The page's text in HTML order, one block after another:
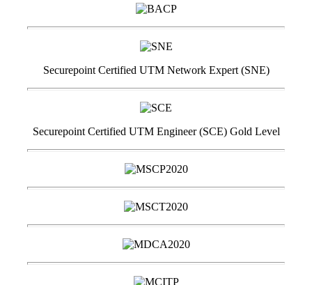
Securepoint Certified UTM Network Expert (SNE)
Securepoint Certified UTM Engineer (SCE) Gold Level